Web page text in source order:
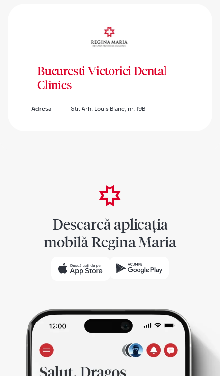
Bucuresti Victoriei Dental
Clinics
Adresa Str. Arh. Louis Blanc, nr. 19B
Descarcă aplicația
mobilă Regina Maria